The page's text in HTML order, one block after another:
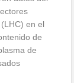
en el
de
de